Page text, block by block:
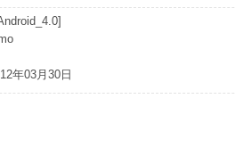
年03月30日